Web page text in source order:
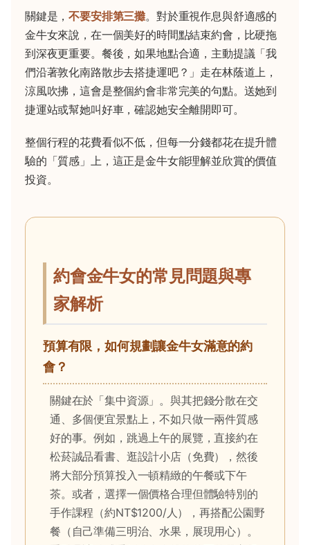
關鍵是，不要安排第三攤。對於重視作息與舒適感的
金牛女來說，在一個美好的時間點結束約會，比硬拖
到深夜更重要。餐後，如果地點合適，主動提議「我
們沿著敦化南路散步去搭捷運吧？」走在林蔭道上，
涼風吹拂，這會是整個約會非常完美的句點。送她到
捷運站或幫她叫好車，確認她安全離開即可。
整個行程的花費看似不低，但每一分錢都花在提升體
驗的「質感」上，這正是金牛女能理解並欣賞的價值
投資。
約會金牛女的常見問題與專
家解析
預算有限，如何規劃讓金牛女滿意的約
會？
關鍵在於「集中資源」。與其把錢分散在交
通、多個便宜景點上，不如只做一兩件質感
好的事。例如，跳過上午的展覽，直接約在
松菸誠品看書、逛設計小店（免費），然後
將大部分預算投入一頓精緻的午餐或下午
茶。或者，選擇一個價格合理但體驗特別的
手作課程（約NT$1200/人），再搭配公園野
餐（自己準備三明治、水果，展現用心）。